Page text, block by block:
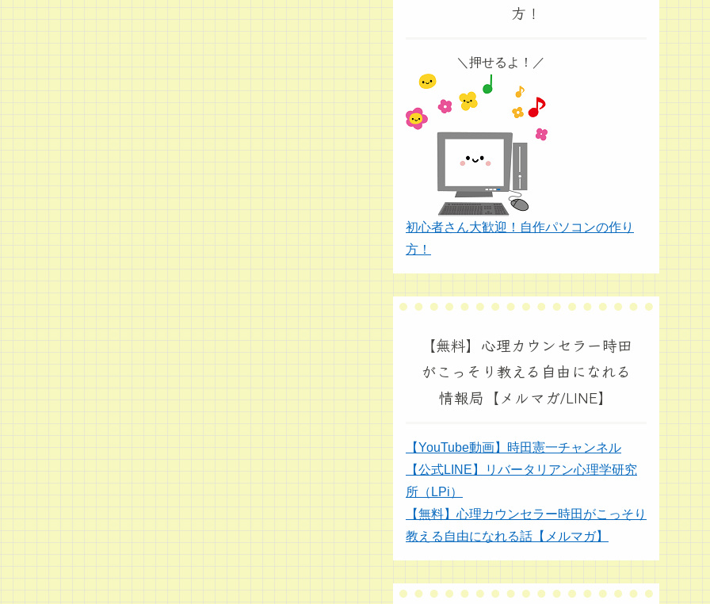
方！
＼押せるよ！／
初心者さん大歓迎！自作パソコンの作り
方！
【無料】心理カウンセラー時田
がこっそり教える自由になれる
情報局【メルマガ/LINE】
【YouTube動画】時田憲一チャンネル
【公式LINE】リバータリアン心理学研究
所（LPi）
【無料】心理カウンセラー時田がこっそり
教える自由になれる話【メルマガ】